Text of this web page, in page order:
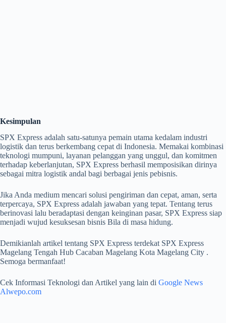
Kesimpulan
SPX Express adalah satu-satunya pemain utama kedalam industri
logistik dan terus berkembang cepat di Indonesia. Memakai kombinasi
teknologi mumpuni, layanan pelanggan yang unggul, dan komitmen
terhadap keberlanjutan, SPX Express berhasil memposisikan dirinya
sebagai mitra logistik andal bagi berbagai jenis pebisnis.
Jika Anda medium mencari solusi pengiriman dan cepat, aman, serta
terpercaya, SPX Express adalah jawaban yang tepat. Tentang terus
berinovasi lalu beradaptasi dengan keinginan pasar, SPX Express siap
menjadi wujud kesuksesan bisnis Bila di masa hidung.
Demikianlah artikel tentang SPX Express terdekat SPX Express
Magelang Tengah Hub Cacaban Magelang Kota Magelang City .
Semoga bermanfaat!
Cek Informasi Teknologi dan Artikel yang lain di Google News
Alwepo.com